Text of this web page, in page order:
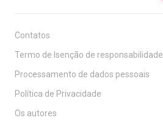
Contatos
Termo de Isenção de responsabilidade
Processamento de dados pessoais
Política de Privacidade
Os autores